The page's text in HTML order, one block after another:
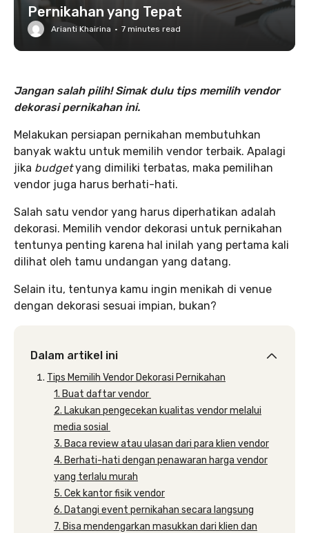
Pernikahan yang Tepat
Arianti Khairina · 7 minutes read
Jangan salah pilih! Simak dulu tips memilih vendor
dekorasi pernikahan ini.
Melakukan persiapan pernikahan membutuhkan
banyak waktu untuk memilih vendor terbaik. Apalagi
jika budgetyang dimiliki terbatas, maka pemilihan
vendor juga harus berhati-hati.
Salah satu vendor yang harus diperhatikan adalah
dekorasi. Memilih vendor dekorasi untuk pernikahan
tentunya penting karena hal inilah yang pertama kali
dilihat oleh tamu undangan yang datang.
Selain itu, tentunya kamu ingin menikah di venue
dengan dekorasi sesuai impian, bukan?
Dalam artikel ini
Tips Memilih Vendor Dekorasi Pernikahan
1. Buat daftar vendor
2. Lakukan pengecekan kualitas vendor melalui
media sosial
3. Baca review atau ulasan dari para klien vendor
4. Berhati-hati dengan penawaran harga vendor
yang terlalu murah
5. Cek kantor fisik vendor
6. Datangi event pernikahan secara langsung
7. Bisa mendengarkan masukkan dari klien dan